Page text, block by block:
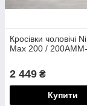
Кросівки чоловічі
Max 200 /
2 449 ₴
Купити